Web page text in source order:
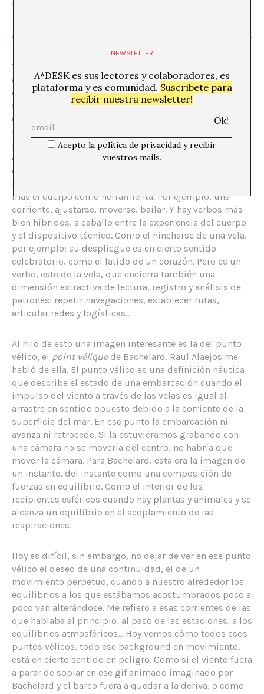
ABELARDO GIL-FOURNIER: IMÁGENES DEL
AIRE
Toda esta dinámica de mediación suele terminar
cosificando el aire. En mi caso busco esquivar esas
dinámicas tratando de evitar pensar el aire como un
sustantivo y pensarlo más bien desde los verbos que
están en funcionamiento cuando ese sustantivo es
mencionado. En el contexto del aire, ¿qué verbos
pueden ser? A veces los verbos son más técnicos;
algunos los hemos comentado: actos de medir,
encapsular, aislar. Pero también puede haber verbos
más corporales, en particular para alguien que utiliza
más el cuerpo como herramienta. Por ejemplo, una
corriente, ajustarse, moverse, bailar. Y hay verbos más
bien híbridos, a caballo entre la experiencia del cuerpo
y el dispositivo técnico. Como el hincharse de una vela,
por ejemplo: su despliegue es en cierto sentido
celebratorio, como el latido de un corazón. Pero es un
verbo, este de la vela, que encierra también una
dimensión extractiva de lectura, registro y análisis de
patrones: repetir navegaciones, establecer rutas,
articular redes y logísticas…
Al hilo de esto una imagen interesante es la del punto
vélico, el point véliquede Bachelard. Raul Alaejos me
habló de ella. El punto vélico es una definición náutica
que describe el estado de una embarcación cuando el
impulso del viento a través de las velas es igual al
arrastre en sentido opuesto debido a la corriente de la
superficie del mar. En ese punto la embarcación ni
avanza ni retrocede. Si la estuviéramos grabando con
una cámara no se movería del centro, no habría que
mover la cámara. Para Bachelard, esta era la imagen de
un instante, del instante como una composición de
fuerzas en equilibrio. Como el interior de los
recipientes esféricos cuando hay plantas y animales y se
alcanza un equilibrio en el acoplamiento de las
respiraciones.
Hoy es difícil, sin embargo, no dejar de ver en ese punto
vélico el deseo de una continuidad, el de un
movimiento perpetuo, cuando a nuestro alrededor los
equilibrios a los que estábamos acostumbrados poco a
poco van alterándose. Me refiero a esas corrientes de las
que hablaba al principio, al paso de las estaciones, a los
equilibrios atmosféricos… Hoy vemos cómo todos esos
puntos vélicos, todo ese background en movimiento,
está en cierto sentido en peligro. Como si el viento fuera
a parar de soplar en ese gif animado imaginado por
Bachelard y el barco fuera a quedar a la deriva, o como
NEWSLETTER
A*DESK es sus lectores y colaboradores, es
plataforma y es comunidad. Suscríbete para
recibir nuestra newsletter!
Acepto la política de privacidad y recibir
vuestros mails.